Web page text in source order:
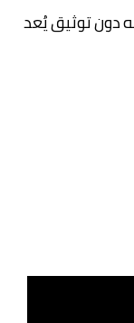
دون توثيق يُعد